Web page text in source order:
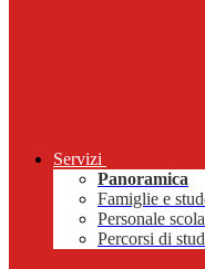
Servizi
Panoramica
Famiglie e
Personale
Percorsi di